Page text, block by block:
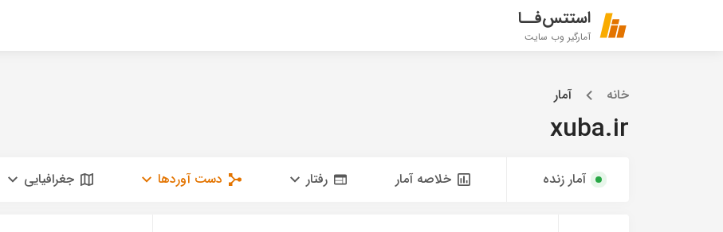
استتس‌فــا
آمارگیر وب سایت
خانه آمار
xuba.ir
آمار زنده خلاصه آمار رفتار دست آوردها جغرافیایی